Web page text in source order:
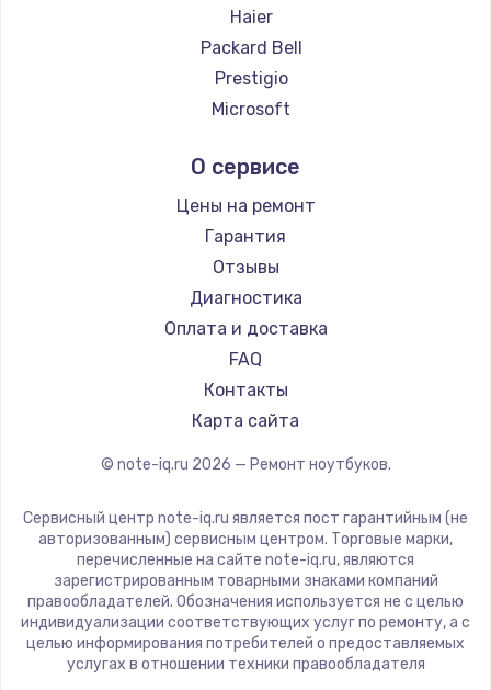
Ремонт ноутбуков Hiper
Ремонт ноутбуков Evga
Ремонт ноутбуков Google
Ремонт ноутбуков Echips
Ремонт ноутбуков Predator
Ремонт ноутбуков iru
Ремонт ноутбуков Machenike
Ремонт ноутбуков DEXP
Ремонт ноутбуков Teclast
Ремонт ноутбуков CHUWI
Ремонт ноутбуков Colorful
Haier
Packard Bell
Prestigio
Microsoft
Aquarius
Gigabyte
Aorus
Maibenben
Getac
Epson
Philips
LG
Panasonic
ZTE
Hiper
Evga
Google
Echips
О сервисе
Цены на ремонт
Гарантия
Отзывы
Диагностика
Оплата и доставка
FAQ
Контакты
Карта сайта
© note-iq.ru 2026 — Ремонт ноутбуков.
Сервисный центр note-iq.ru является пост гарантийным (не
авторизованным) сервисным центром. Торговые марки,
перечисленные на сайте note-iq.ru, являются
зарегистрированным товарными знаками компаний
правообладателей. Обозначения используется не с целью
индивидуализации соответствующих услуг по ремонту, а с
целью информирования потребителей о предоставляемых
услугах в отношении техники правообладателя